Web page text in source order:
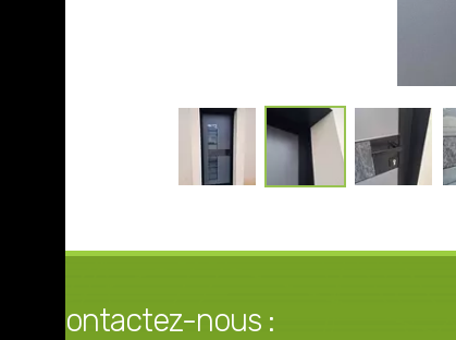
Contactez-nous :